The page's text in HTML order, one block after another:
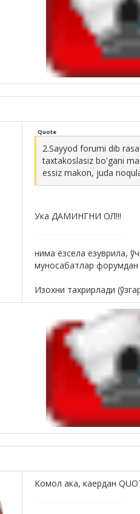
Quote
2.Sayyod forumi dib
taxtakoslasiz bo'gani
essiz makon, juda
Ука ДАМИНГНИ ОЛ!!!
нима ёзсела ёзуврила,
муносабатлар форумдан
Изохни тахрирлади
Комол ака, каердан